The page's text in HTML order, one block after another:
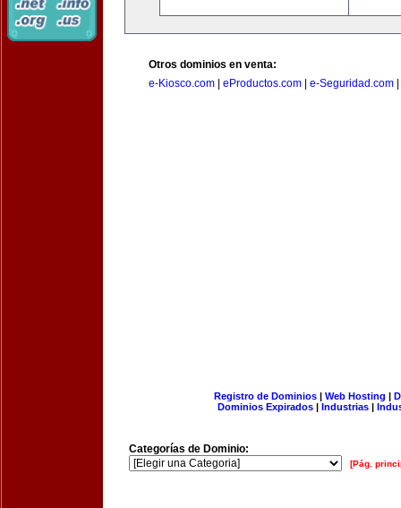
Otros dominios en venta:
e-Kiosco.com
eProductos.com e-Seguridad.com
Registro de Dominios| Web Hosting |
Dominios Expirados | Industrias |
Categorías de Dominio:
[Pág.